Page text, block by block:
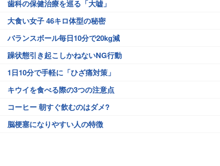
歯科の保健治療を巡る「大嘘」
大食い女子 46キロ体型の秘密
バランスボール毎日10分で20kg減
躁状態引き起こしかねないNG行動
1日10分で手軽に「ひざ痛対策」
キウイを食べる際の3つの注意点
コーヒー 朝すぐ飲むのはダメ?
脳梗塞になりやすい人の特徴